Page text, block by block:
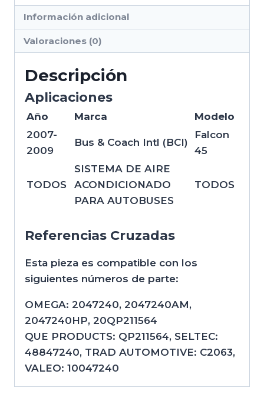
Información adicional
Valoraciones (0)
Descripción
Aplicaciones
Año Marca
Modelo
2007-
2009
Bus & Coach Intl (BCI)
Falcon
45
TODOS
SISTEMA DE AIRE
ACONDICIONADO
PARA AUTOBUSES
TODOS
Referencias Cruzadas
Esta pieza es compatible con los
siguientes números de parte:
OMEGA: 2047240, 2047240AM,
2047240HP, 20QP211564
QUE PRODUCTS: QP211564, SELTEC:
48847240, TRAD AUTOMOTIVE: C2063,
VALEO: 10047240